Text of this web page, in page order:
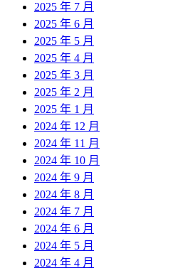
2025 年 7 月
2025 年 6 月
2025 年 5 月
2025 年 4 月
2025 年 3 月
2025 年 2 月
2025 年 1 月
2024 年 12 月
2024 年 11 月
2024 年 10 月
2024 年 9 月
2024 年 8 月
2024 年 7 月
2024 年 6 月
2024 年 5 月
2024 年 4 月